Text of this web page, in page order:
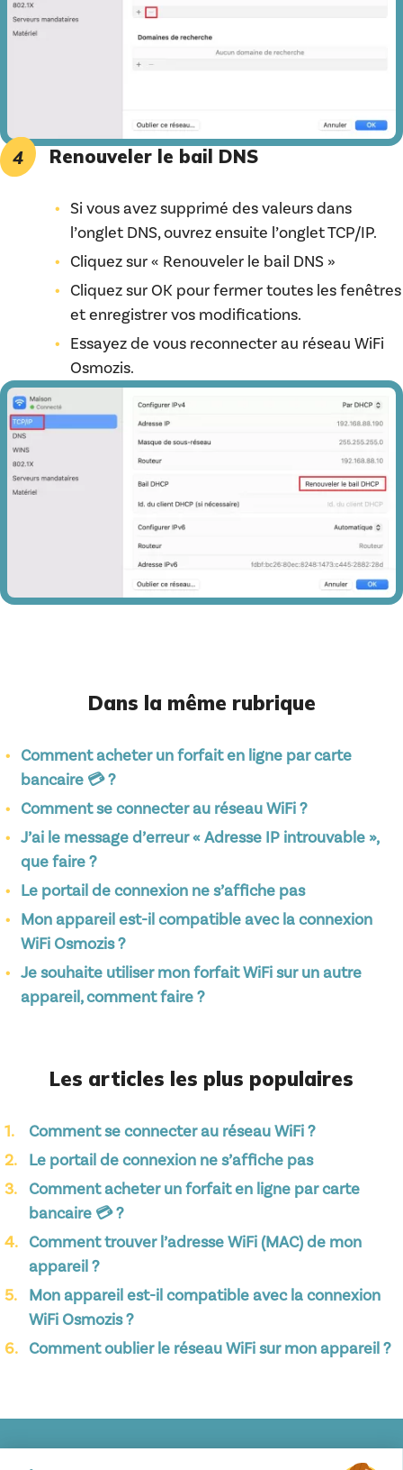
Renouveler le bail DNS
Si vous avez supprimé des valeurs dans
l’onglet DNS, ouvrez ensuite l’onglet TCP/IP.
Cliquez sur « Renouveler le bail DNS »
Cliquez sur OK pour fermer toutes les fenêtres
et enregistrer vos modifications.
Essayez de vous reconnecter au réseau WiFi
Osmozis.
Dans la même rubrique
Comment acheter un forfait en ligne par carte
bancaire 💳 ?
Comment se connecter au réseau WiFi ?
J’ai le message d’erreur « Adresse IP introuvable »,
que faire ?
Le portail de connexion ne s’affiche pas
Mon appareil est-il compatible avec la connexion
WiFi Osmozis ?
Je souhaite utiliser mon forfait WiFi sur un autre
appareil, comment faire ?
Les articles les plus populaires
Comment se connecter au réseau WiFi ?
Le portail de connexion ne s’affiche pas
Comment acheter un forfait en ligne par carte
bancaire 💳 ?
Comment trouver l’adresse WiFi (MAC) de mon
appareil ?
Mon appareil est-il compatible avec la connexion
WiFi Osmozis ?
Comment oublier le réseau WiFi sur mon appareil ?